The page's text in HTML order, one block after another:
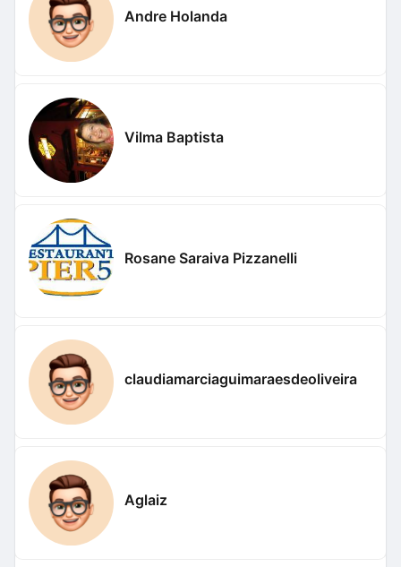
Andre Holanda
Vilma Baptista
Rosane Saraiva Pizzanelli
claudiamarciaguimaraesdeoliveira
Aglaiz